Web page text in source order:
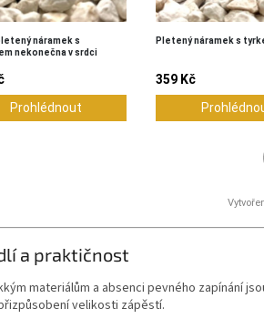
a praktičnost
materiálům a absenci pevného zapínání
velikosti zápěstí.